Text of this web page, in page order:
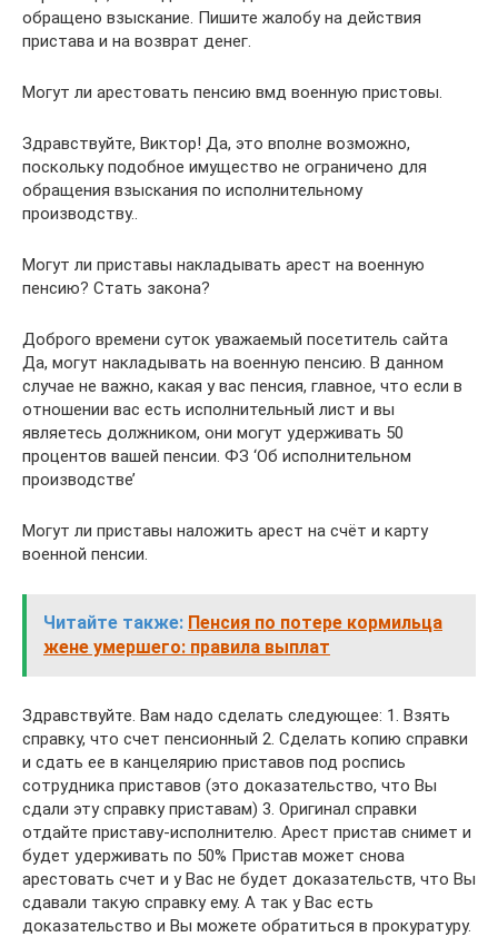
обращено взыскание. Пишите жалобу на действия
пристава и на возврат денег.
Могут ли арестовать пенсию вмд военную пристовы.
Здравствуйте, Виктор! Да, это вполне возможно,
поскольку подобное имущество не ограничено для
обращения взыскания по исполнительному
производству..
Могут ли приставы накладывать арест на военную
пенсию? Стать закона?
Доброго времени суток уважаемый посетитель сайта
Да, могут накладывать на военную пенсию. В данном
случае не важно, какая у вас пенсия, главное, что если в
отношении вас есть исполнительный лист и вы
являетесь должником, они могут удерживать 50
процентов вашей пенсии. ФЗ ‘Об исполнительном
производстве’
Могут ли приставы наложить арест на счёт и карту
военной пенсии.
Читайте также: Пенсия по потере кормильца
жене умершего: правила выплат
Здравствуйте. Вам надо сделать следующее: 1. Взять
справку, что счет пенсионный 2. Сделать копию справки
и сдать ее в канцелярию приставов под роспись
сотрудника приставов (это доказательство, что Вы
сдали эту справку приставам) 3. Оригинал справки
отдайте приставу-исполнителю. Арест пристав снимет и
будет удерживать по 50% Пристав может снова
арестовать счет и у Вас не будет доказательств, что Вы
сдавали такую справку ему. А так у Вас есть
доказательство и Вы можете обратиться в прокуратуру.